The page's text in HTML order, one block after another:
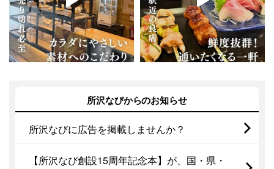
所沢なびからのお知らせ
所沢なびに広告を掲載しませんか？
【所沢なび創設15周年記念本】が、国・県・